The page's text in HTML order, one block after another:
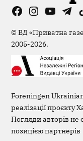
FacebookInstagram
YouTube
©ВД «Приватна
2005-2026.
Foreningen
реалізації проєкту
Погляди авторів не
позицією партнерів